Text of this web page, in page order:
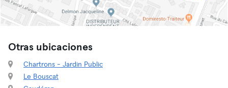
Otras ubicaciones
Chartrons - Jardin Public
Le Bouscat